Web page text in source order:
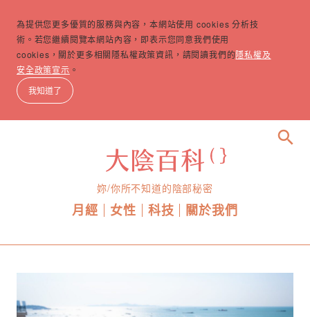
為提供您更多優質的服務與內容，本網站使用 cookies 分析技
術。若您繼續閱覽本網站內容，即表示您同意我們使用
cookies，關於更多相關隱私權政策資訊，請閱讀我們的隱私權及
安全政策宣示 。
我知道了
妳/你所不知道的陰部秘密
月經 女性 科技 關於我們
search